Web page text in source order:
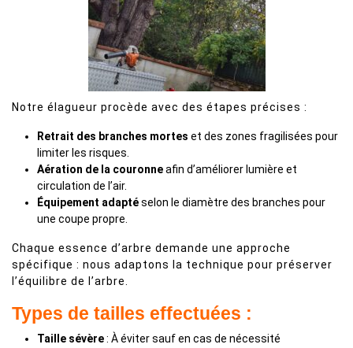
Notre élagueur procède avec des étapes précises :
Retrait des branches mortes et des zones fragilisées pour
limiter les risques.
Aération de la couronneafin d’améliorer lumière et
circulation de l’air.
Équipement adaptéselon le diamètre des branches pour
une coupe propre.
Chaque essence d’arbre demande une approche
spécifique : nous adaptons la technique pour préserver
l’équilibre de l’arbre.
Types de tailles effectuées :
Taille sévère: À éviter sauf en cas de nécessité